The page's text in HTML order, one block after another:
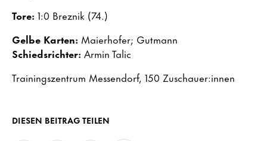
Tore: 1:0 Breznik (74.)
Gelbe Karten: Maierhofer; Gutmann
Schiedsrichter: Armin Talic
Trainingszentrum Messendorf, 150 Zuschauer:innen
DIESEN BEITRAG TEILEN